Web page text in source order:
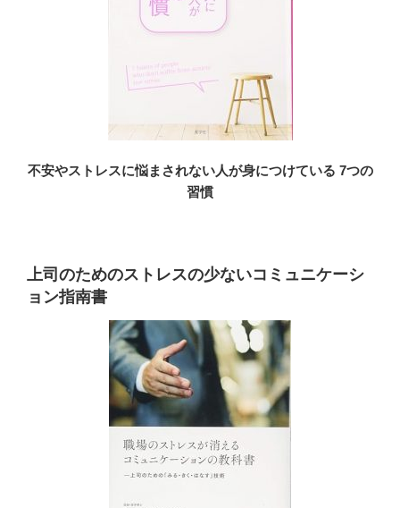
不安やストレスに悩まされない人が身につけている 7つの
習慣
上司のためのストレスの少ないコミュニケーシ
ョン指南書